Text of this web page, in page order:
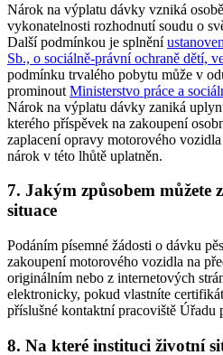
Nárok na výplatu dávky vzniká
vykonatelnosti rozhodnutí soudu o
Další podmínkou je splnění
Sb., o sociálně-právní ochraně dětí,
podmínku trvalého pobytu může v
prominout Ministerstvo práce a
Nárok na výplatu dávky zaniká
kterého příspěvek na zakoupení
zaplacení opravy motorového
nárok v této lhůtě uplatněn.
7. Jakým způsobem můžete
situace
Podáním písemné žádosti o dávku
zakoupení motorového vozidla na
originálním nebo z internetových
elektronicky, pokud vlastníte
příslušné kontaktní pracoviště Úřadu
8. Na které instituci životní